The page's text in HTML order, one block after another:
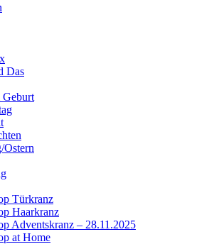
Das
Ostern
Türkranz
Haarkranz
Adventskranz – 28.11.2025
at Home